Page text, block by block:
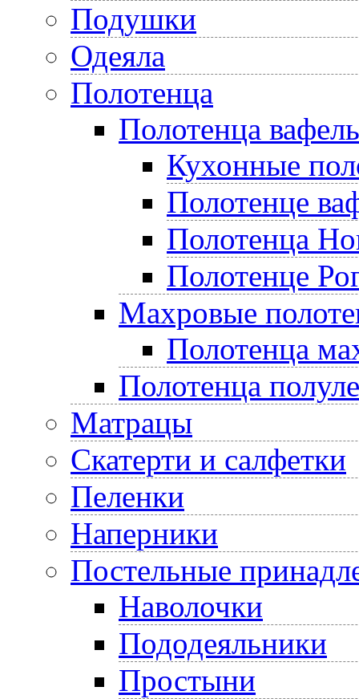
Подушки
Одеяла
Полотенца
Полотенца
Кухонные
Полотенце
Полотенца
Полотенце
Махровые
Полотенца
Полотенца
Матрацы
Скатерти и салфетки
Пеленки
Наперники
Постельные
Наволочки
Пододеяльники
Простыни